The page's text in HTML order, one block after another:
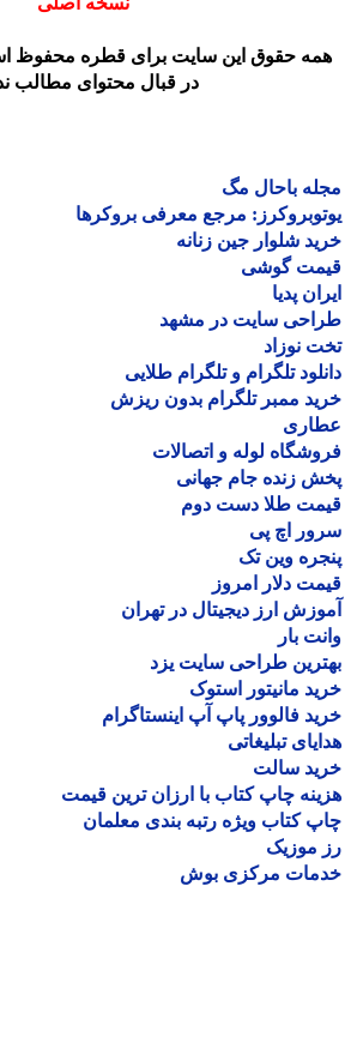
حقوق این سایت برای قطره محفوظ
در قبال محتوای مطالب
باحال مگ
مرجع معرفی بروکرها
شلوار جین زنانه
گوشی
پدیا
سایت در مشهد
نوزاد
تلگرام و تلگرام طلایی
ممبر تلگرام بدون ریزش
لوله و اتصالات
زنده جام جهانی
طلا دست دوم
اچ پی
وین تک
دلار امروز
ارز دیجیتال در تهران
بار
طراحی سایت یزد
مانیتور استوک
فالوور پاپ آپ اینستاگرام
تبلیغاتی
سالت
چاپ کتاب با ارزان ترین قیمت
کتاب ویژه رتبه بندی معلمان
موزیک
مرکزی بوش